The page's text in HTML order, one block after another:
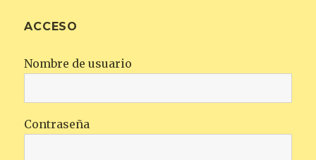
ACCESO
Nombre de usuario
Contraseña